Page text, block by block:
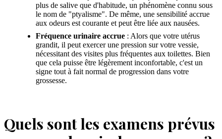
plus de salive que d'habitude, un phénomène connu sous
le nom de "ptyalisme". De même, une sensibilité accrue
aux odeurs est courante et peut être liée aux nausées.
Fréquence urinaire accrue : Alors que votre utérus
grandit, il peut exercer une pression sur votre vessie,
nécessitant des visites plus fréquentes aux toilettes. Bien
que cela puisse être légèrement inconfortable, c'est un
signe tout à fait normal de progression dans votre
grossesse.
Quels sont les examens prévus